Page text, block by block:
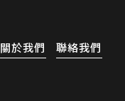
關於我們 聯絡我們